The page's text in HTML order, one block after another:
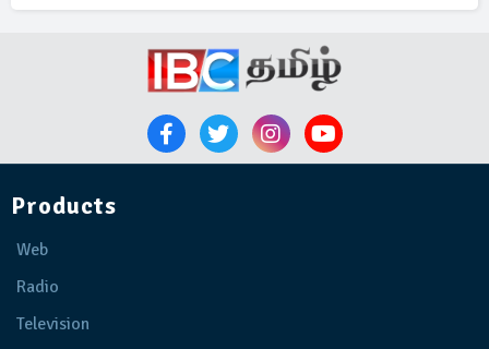
Products
Web
Radio
Television